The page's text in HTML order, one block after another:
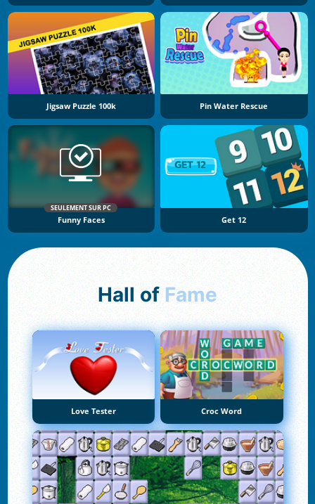
Jigsaw Puzzle 100k Pin Water Rescue
SEULEMENT SUR PC
Funny Faces Get 12
Hall of Fame
Love Tester Croc Word